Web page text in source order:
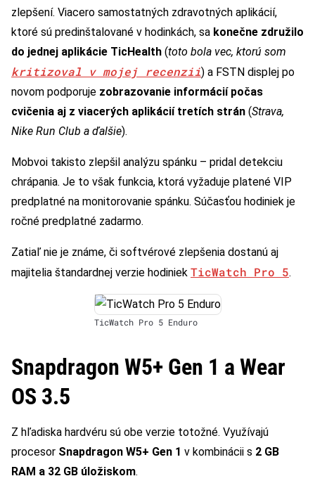
zlepšení. Viacero samostatných zdravotných aplikácií,
ktoré sú predinštalované v hodinkách, sa konečne združilo
do jednej aplikácie TicHealth (toto bola vec, ktorú som
kritizoval v mojej recenzii) a FSTN displej po
novom podporuje zobrazovanie informácií počas
cvičenia aj z viacerých aplikácií tretích strán (Strava,
Nike Run Club a ďalšie).
Mobvoi takisto zlepšil analýzu spánku – pridal detekciu
chrápania. Je to však funkcia, ktorá vyžaduje platené VIP
predplatné na monitorovanie spánku. Súčasťou hodiniek je
ročné predplatné zadarmo.
Zatiaľ nie je známe, či softvérové zlepšenia dostanú aj
majitelia štandardnej verzie hodiniek TicWatch Pro 5.
TicWatch Pro 5 Enduro
Snapdragon W5+ Gen 1 a Wear
OS 3.5
Z hľadiska hardvéru sú obe verzie totožné. Využívajú
procesor Snapdragon W5+ Gen 1 v kombinácii s 2 GB
RAM a 32 GB úložiskom.